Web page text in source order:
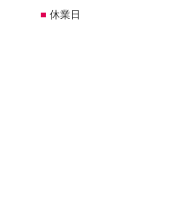
■ 休業日